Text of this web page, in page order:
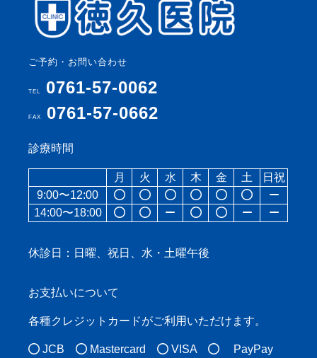
ご予約・お問い合わせ
TEL 0761-57-0062
FAX 0761-57-0662
診療時間
月 火 水 木 金 土
日祝
9:00〜12:00
14:00〜18:00
休診日： 日曜、祝日、水・土曜午後
お支払いについて
各種クレジットカードがご利用いただけます。
JCB Mastercard VISA PayPay